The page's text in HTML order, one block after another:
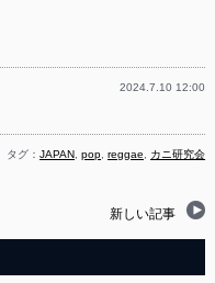
2024.7.10 12:00
タグ：JAPAN ,pop ,reggae カニ研究会
新しい記事